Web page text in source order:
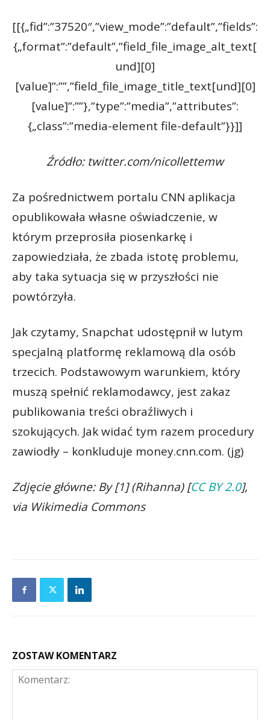
[[{„fid”:”37520″,”view_mode”:”default”,”fields”:
{„format”:”default”,”field_file_image_alt_text[
und][0]
[value]”:””,”field_file_image_title_text[und][0]
[value]”:””},”type”:”media”,”attributes”:
{„class”:”media-element file-default”}}]]
Źródło: twitter.com/nicollettemw
Za pośrednictwem portalu CNN aplikacja
opublikowała własne oświadczenie, w
którym przeprosiła piosenkarkę i
zapowiedziała, że zbada istotę problemu,
aby taka sytuacja się w przyszłości nie
powtórzyła.
Jak czytamy, Snapchat udostępnił w lutym
specjalną platformę reklamową dla osób
trzecich. Podstawowym warunkiem, który
muszą spełnić reklamodawcy, jest zakaz
publikowania treści obraźliwych i
szokujących. Jak widać tym razem procedury
zawiodły – konkluduje money.cnn.com. (jg)
Zdjęcie główne: By [1] (Rihanna) [CC BY 2.0],
via Wikimedia Commons
ZOSTAW KOMENTARZ